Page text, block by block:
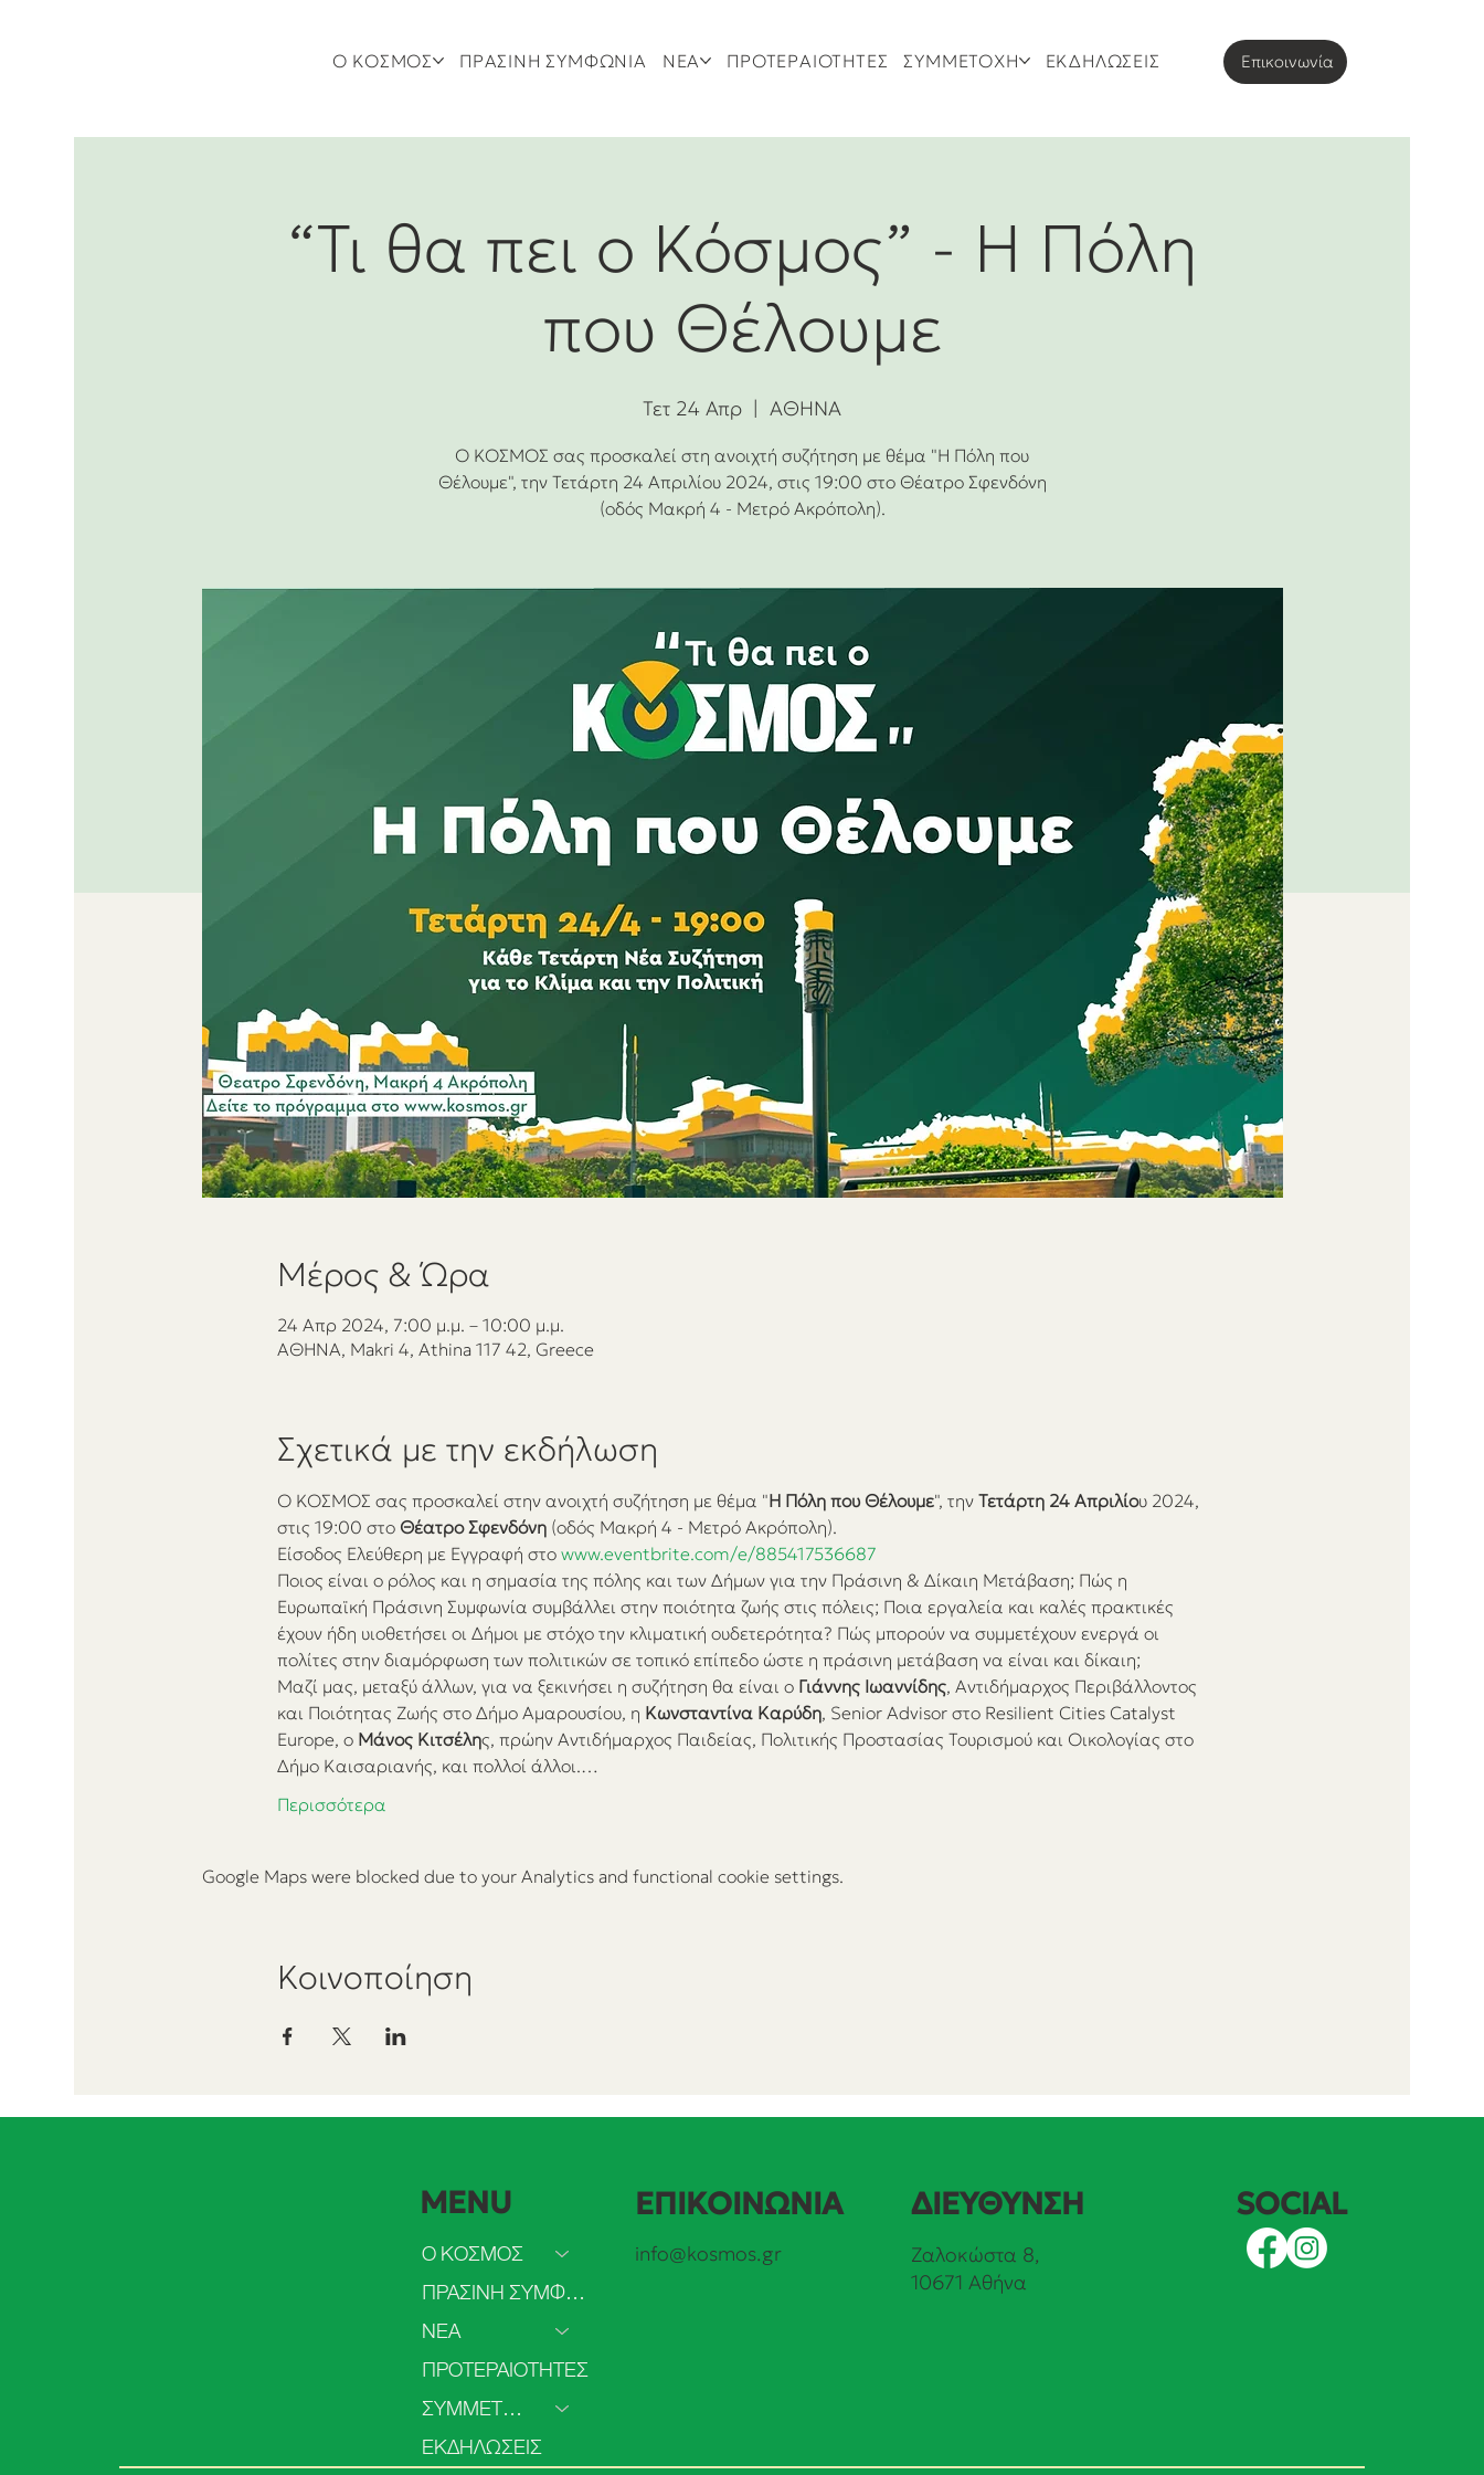
Ο ΚΟΣΜΟΣ ΠΡΑΣΙΝΗ ΣΥΜΦΩΝΙΑ ΝΕΑ ΠΡΟΤΕΡΑΙΟΤΗΤΕΣ ΣΥΜΜΕΤΟΧΗ ΕΚΔΗΛΩΣΕΙΣ Eπικοινωνία
“Τι θα πει ο Κόσμος” - Η Πόλη
που Θέλουμε
Τετ 24 Απρ
  |
ΑΘΗΝΑ
Ο ΚΟΣΜΟΣ σας προσκαλεί στη ανοιχτή συζήτηση με θέμα "Η Πόλη που
Θέλουμε", την Τετάρτη 24 Απριλίου 2024, στις 19:00 στο Θέατρο Σφενδόνη
Μέρος & Ώρα
24 Απρ 2024, 7:00 μ.μ. – 10:00 μ.μ.
ΑΘΗΝΑ, Makri 4, Athina 117 42, Greece
Σχετικά με την εκδήλωση
Ο ΚΟΣΜΟΣ σας προσκαλεί στην ανοιχτή συζήτηση με θέμα "Η Πόλη που Θέλουμε", την Τετάρτη 24 Απριλίου 2024,
στις 19:00 στο Θέατρο Σφενδόνη (οδός Μακρή 4 - Μετρό Ακρόπολη).
Είσοδος Ελεύθερη με Εγγραφή στο www.eventbrite.com/e/885417536687
Ποιος είναι ο ρόλος και η σημασία της πόλης και των Δήμων για την Πράσινη & Δίκαιη Μετάβαση; Πώς η
Ευρωπαϊκή Πράσινη Συμφωνία συμβάλλει στην ποιότητα ζωής στις πόλεις; Ποια εργαλεία και καλές πρακτικές
έχουν ήδη υιοθετήσει οι Δήμοι με στόχο την κλιματική ουδετερότητα? Πώς μπορούν να συμμετέχουν ενεργά οι
πολίτες στην διαμόρφωση των πολιτικών σε τοπικό επίπεδο ώστε η πράσινη μετάβαση να είναι και δίκαιη;
Μαζί μας, μεταξύ άλλων, για να ξεκινήσει η συζήτηση θα είναι ο Γιάννης Ιωαννίδης, Αντιδήμαρχος Περιβάλλοντος
και Ποιότητας Ζωής στο Δήμο Αμαρουσίου, η Κωνσταντίνα Καρύδη, Senior Advisor στο Resilient Cities Catalyst
Europe, ο Μάνος Κιτσέλης, πρώην Αντιδήμαρχος Παιδείας, Πολιτικής Προστασίας Τουρισμού και Οικολογίας στο
Δήμο Καισαριανής, και πολλοί άλλοι.…
Περισσότερα
Google Maps were blocked due to your Analytics and functional cookie settings.
Κοινοποίηση
MENU
Ο ΚΟΣΜΟΣ
ΠΡΑΣΙΝΗ ΣΥΜΦΩΝΙΑ
ΝΕΑ
ΠΡΟΤΕΡΑΙΟΤΗΤΕΣ
ΣΥΜΜΕΤΟΧΗ
ΕΚΔΗΛΩΣΕΙΣ
ΕΠΙΚΟΙΝΩΝΙΑ
info@kosmos.gr
ΔΙΕΥΘΥΝΣΗ
Ζαλοκώστα 8,
10671 Αθήνα
SOCIAL